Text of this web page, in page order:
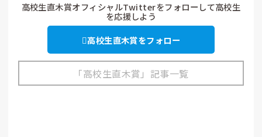
高校生直木賞オフィシャルTwitterをフォローして高校生
を応援しよう
高校生直木賞をフォロー
「高校生直木賞」記事一覧